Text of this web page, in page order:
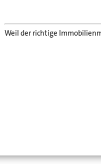
Weil der richtige